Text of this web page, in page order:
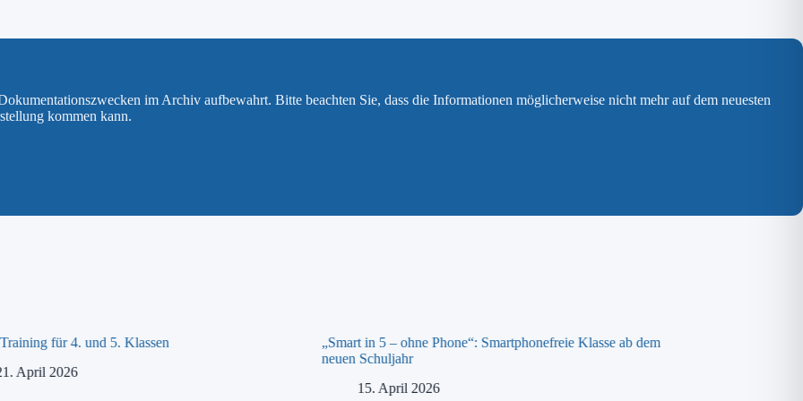
im Archiv aufbewahrt. Bitte beachten Sie, dass die Informationen möglicherweise nicht mehr auf dem neuesten
kommen kann.
für 4. und 5. Klassen
April 2026
„Smart in 5 – ohne Phone“: Smartphonefreie Klasse ab dem
neuen Schuljahr
15. April 2026